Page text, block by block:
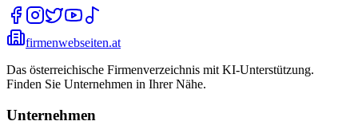
firmenwebseiten.at
Das österreichische Firmenverzeichnis mit KI-Unterstützung.
Finden Sie Unternehmen in Ihrer Nähe.
Unternehmen